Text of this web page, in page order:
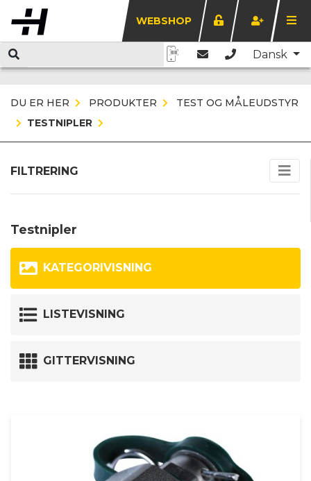
WEBSHOP
Dansk
DU ER HER PRODUKTER
TEST OG MÅLEUDSTYR
TESTNIPLER
FILTRERING
Testnipler
KATEGORIVISNING
LISTEVISNING
GITTERVISNING